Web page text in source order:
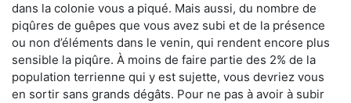
dans la colonie vous a piqué. Mais aussi, du nombre de
piqûres de guêpes que vous avez subi et de la présence
ou non d’éléments dans le venin, qui rendent encore plus
sensible la piqûre. À moins de faire partie des 2% de la
population terrienne qui y est sujette, vous devriez vous
en sortir sans grands dégâts. Pour ne pas à avoir à subir